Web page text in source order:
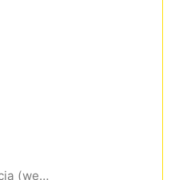
Backrooms. Bez wyjścia (wersja rozszerzona)